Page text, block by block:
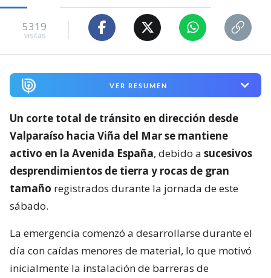
5319
visitas
VER RESUMEN
Un corte total de tránsito en dirección desde
Valparaíso hacia Viña del Mar se mantiene
activo en la Avenida España, debido a sucesivos
desprendimientos de tierra y rocas de gran
tamaño registrados durante la jornada de este
sábado.
La emergencia comenzó a desarrollarse durante el
día con caídas menores de material, lo que motivó
inicialmente la instalación de barreras de